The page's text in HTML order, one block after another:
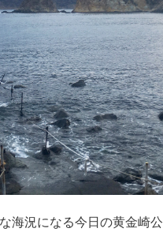
海況になる今日の黄金崎公